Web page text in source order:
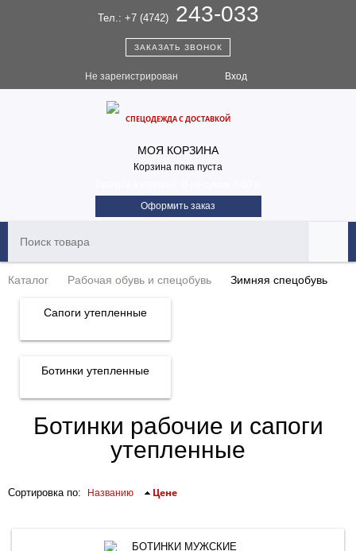
Тел.: +7 (4742) 243-033
ЗАКАЗАТЬ ЗВОНОК
Не зарегистрирован Вход
СПЕЦОДЕЖДА С ДОСТАВКОЙ
МОЯ КОРЗИНА
Корзина пока пуста
Оформить заказ
Каталог Рабочая обувь и спецобувь Зимняя спецобувь
Сапоги утепленные
Ботинки утепленные
Ботинки рабочие и сапоги
утепленные
Сортировка по: Названию Цене